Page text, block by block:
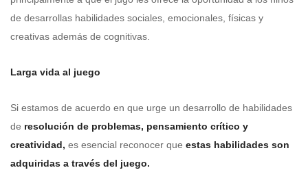
de desarrollas habilidades sociales, emocionales, físicas y
creativas además de cognitivas.
Larga vida al juego
Si estamos de acuerdo en que urge un desarrollo de habilidades
de resolución de problemas, pensamiento crítico y
creatividad, es esencial reconocer que estas habilidades son
adquiridas a través del juego.